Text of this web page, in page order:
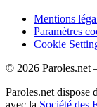
Mentions
Paramètres
Cookie
© 2026 Paroles.net
Paroles.net dispose